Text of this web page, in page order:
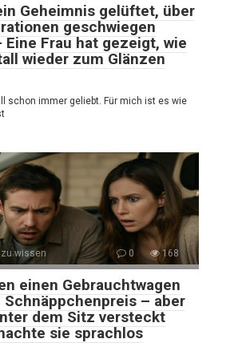
Geheimnis gelüftet, über
geschwiegen
Eine Frau hat gezeigt, wie
wieder zum Glänzen
schon immer geliebt. Für mich ist es wie
wissen 0 168
einen Gebrauchtwagen
– aber
dem Sitz versteckt
sie sprachlos